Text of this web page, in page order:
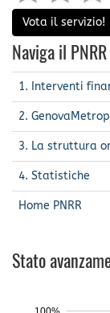
Vota il servizio!
Naviga il PNRR
1. Interventi
2.
3. La struttura
4. Statistiche
Home PNRR
Stato